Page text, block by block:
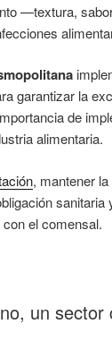
—textura,
garantizar la
de
alimentaria.
, mantener
sanitaria
el comensal.
un sector